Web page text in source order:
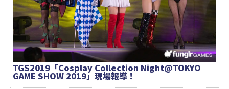
TGS2019「Cosplay Collection Night@TOKYO
GAME SHOW 2019」現場報導！